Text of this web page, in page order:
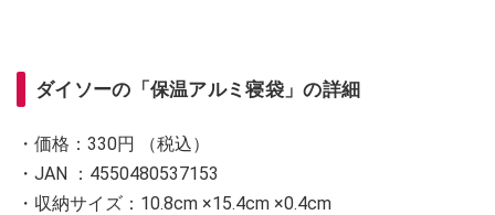
ダイソーの「保温アルミ寝袋」の詳細
・価格：330円 （税込）
・JAN ：4550480537153
・収納サイズ：10.8cm ×15.4cm ×0.4cm